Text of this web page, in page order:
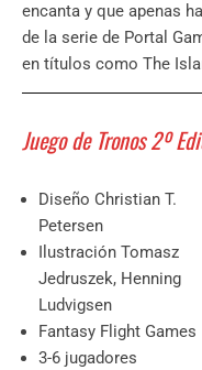
encanta y que apenas
de la serie de Portal
en títulos como The
Juego de Tronos 2º
Diseño Christian T.
Petersen
Ilustración Tomasz
Jedruszek, Henning
Ludvigsen
Fantasy Flight Games
3-6 jugadores